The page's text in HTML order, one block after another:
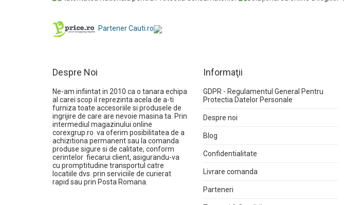
Partener Cauti.ro
Despre Noi
Ne-am infiintat in 2010 ca o tanara echipa
al carei scop il reprezinta acela de a-ti
furniza toate accesoriile si produsele de
ingrijire de care are nevoie masina ta. Prin
intermediul magazinului online
corexgrup.ro va oferim posibilitatea de a
achizitiona permanent sau la comanda
produse sigure si de calitate, conform
cerintelor fiecarui client, asigurandu-va
cu promptitudine transportul catre
locatiile dvs. prin serviciile de curierat
rapid sau prin Posta Romana.
Informaţii
GDPR - Regulamentul General Pentru
Protectia Datelor Personale
Despre noi
Blog
Confidentialitate
Livrare comanda
Parteneri